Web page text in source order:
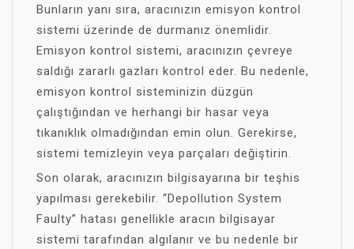
Bunların yanı sıra, aracınızın emisyon kontrol
sistemi üzerinde de durmanız önemlidir.
Emisyon kontrol sistemi, aracınızın çevreye
saldığı zararlı gazları kontrol eder. Bu nedenle,
emisyon kontrol sisteminizin düzgün
çalıştığından ve herhangi bir hasar veya
tıkanıklık olmadığından emin olun. Gerekirse,
sistemi temizleyin veya parçaları değiştirin.
Son olarak, aracınızın bilgisayarına bir teşhis
yapılması gerekebilir. “Depollution System
Faulty” hatası genellikle aracın bilgisayar
sistemi tarafından algılanır ve bu nedenle bir